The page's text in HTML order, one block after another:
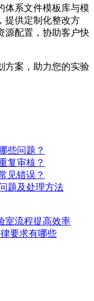
体系文件模板库与模
提供定制化整改方
源配置，协助客户快
方案，助力您的实验
些问题？
复审核？
见错误？
题及处理方法
室流程提高效率
要求有哪些